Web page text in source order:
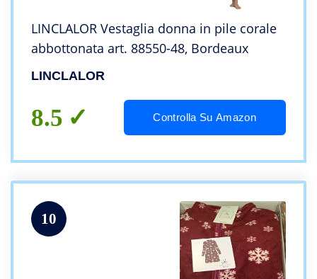
LINCLALOR Vestaglia donna in pile corale
abbottonata art. 88550-48, Bordeaux
LINCLALOR
8.5 Controlla Su Amazon
10